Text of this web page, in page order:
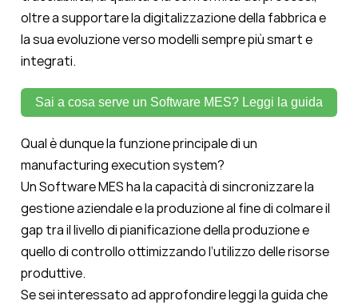
oltre a supportare la digitalizzazione della fabbrica e
la sua evoluzione verso modelli sempre più smart e
integrati.
Sai a cosa serve un Software MES? Leggi la guida
Qual è dunque la funzione principale di un
manufacturingexecutionsystem?
Un Software MES ha la capacità disincronizzare la
gestione aziendale e la produzioneal fine di colmare il
gap tra il livello di pianificazione della produzione e
quello di controllo ottimizzando l’utilizzo delle risorse
produttive.
Se sei interessato ad approfondire leggi la guida che